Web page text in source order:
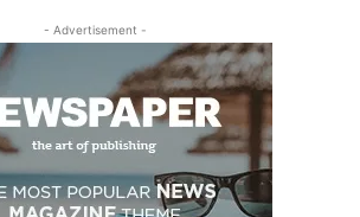
- Advertisement -